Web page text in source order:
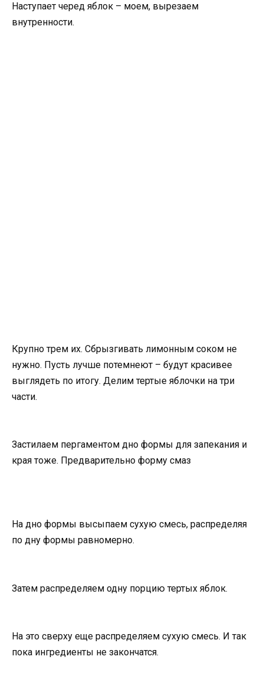
Наступает черед яблок – моем, вырезаем
внутренности.
Крупно трем их. Сбрызгивать лимонным соком не
нужно. Пусть лучше потемнеют – будут красивее
выглядеть по итогу. Делим тертые яблочки на три
части.
Застилаем пергаментом дно формы для запекания и
края тоже. Предварительно форму смаз
На дно формы высыпаем сухую смесь, распределяя
по дну формы равномерно.
Затем распределяем одну порцию тертых яблок.
На это сверху еще распределяем сухую смесь. И так
пока ингредиенты не закончатся.